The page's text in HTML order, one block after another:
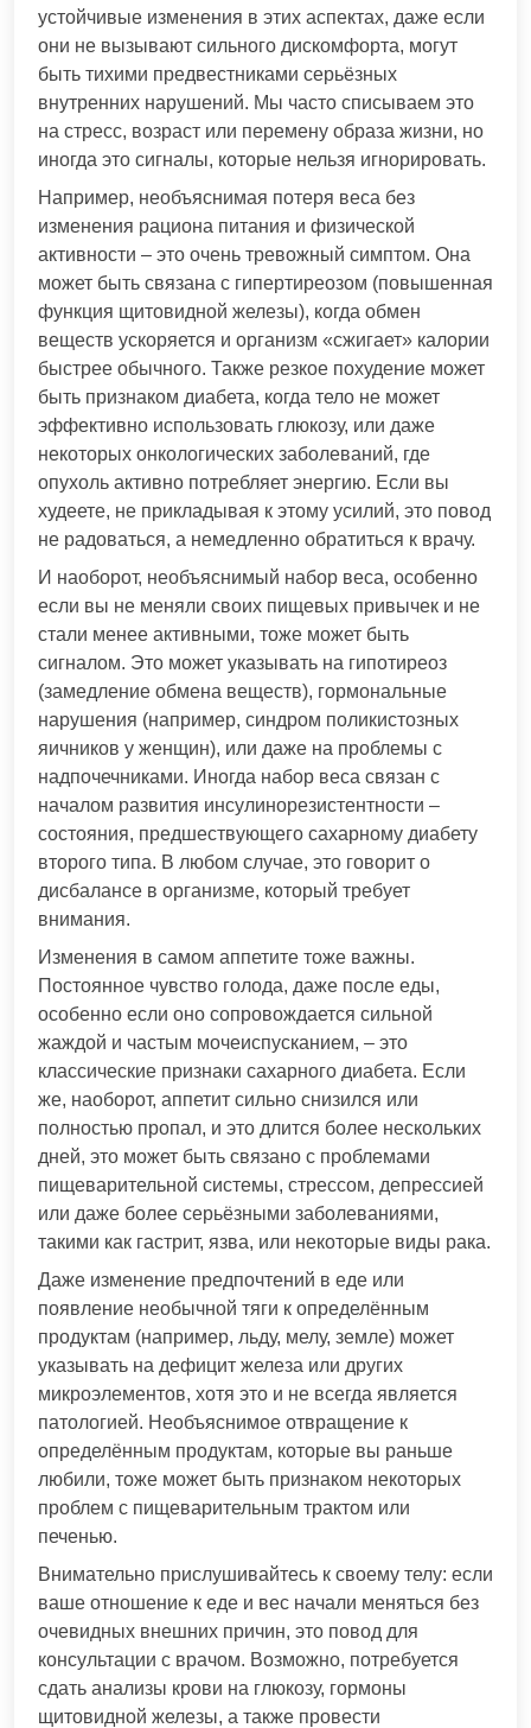
устойчивые изменения в этих аспектах, даже если
они не вызывают сильного дискомфорта, могут
быть тихими предвестниками серьёзных
внутренних нарушений. Мы часто списываем это
на стресс, возраст или перемену образа жизни, но
иногда это сигналы, которые нельзя игнорировать.
Например, необъяснимая потеря веса без
изменения рациона питания и физической
активности – это очень тревожный симптом. Она
может быть связана с гипертиреозом (повышенная
функция щитовидной железы), когда обмен
веществ ускоряется и организм «сжигает» калории
быстрее обычного. Также резкое похудение может
быть признаком диабета, когда тело не может
эффективно использовать глюкозу, или даже
некоторых онкологических заболеваний, где
опухоль активно потребляет энергию. Если вы
худеете, не прикладывая к этому усилий, это повод
не радоваться, а немедленно обратиться к врачу.
И наоборот, необъяснимый набор веса, особенно
если вы не меняли своих пищевых привычек и не
стали менее активными, тоже может быть
сигналом. Это может указывать на гипотиреоз
(замедление обмена веществ), гормональные
нарушения (например, синдром поликистозных
яичников у женщин), или даже на проблемы с
надпочечниками. Иногда набор веса связан с
началом развития инсулинорезистентности –
состояния, предшествующего сахарному диабету
второго типа. В любом случае, это говорит о
дисбалансе в организме, который требует
внимания.
Изменения в самом аппетите тоже важны.
Постоянное чувство голода, даже после еды,
особенно если оно сопровождается сильной
жаждой и частым мочеиспусканием, – это
классические признаки сахарного диабета. Если
же, наоборот, аппетит сильно снизился или
полностью пропал, и это длится более нескольких
дней, это может быть связано с проблемами
пищеварительной системы, стрессом, депрессией
или даже более серьёзными заболеваниями,
такими как гастрит, язва, или некоторые виды рака.
Даже изменение предпочтений в еде или
появление необычной тяги к определённым
продуктам (например, льду, мелу, земле) может
указывать на дефицит железа или других
микроэлементов, хотя это и не всегда является
патологией. Необъяснимое отвращение к
определённым продуктам, которые вы раньше
любили, тоже может быть признаком некоторых
проблем с пищеварительным трактом или
печенью.
Внимательно прислушивайтесь к своему телу: если
ваше отношение к еде и вес начали меняться без
очевидных внешних причин, это повод для
консультации с врачом. Возможно, потребуется
сдать анализы крови на глюкозу, гормоны
щитовидной железы, а также провести